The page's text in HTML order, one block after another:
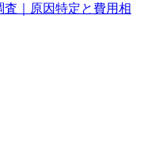
｜原因特定と費用相